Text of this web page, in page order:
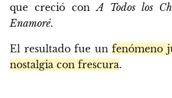
que creció conA Todos los
Enamoré.
El resultado fue unfenómeno
nostalgia con frescura.